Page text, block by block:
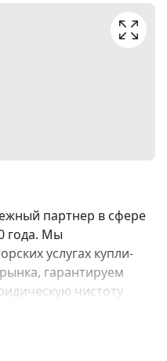
партнер в сфере
года. Мы
услугах купли-
гарантируем
чистоту
Самое ценное для
бесплатно; 2.